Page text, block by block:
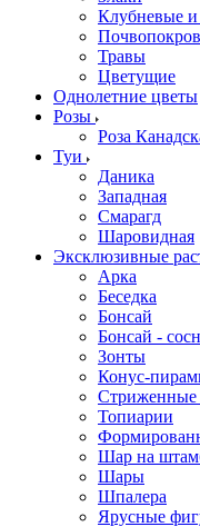
Клубневые
Травы
Цветущие
Однолетние цветы
Розы
Роза
Туи
Даника
Западная
Смарагд
Шаровидная
Эксклюзивные
Арка
Беседка
Бонсай
Бонсай -
Зонты
Конус-
Стриженные
Топиарии
Шар на
Шары
Шпалера
Ярусные